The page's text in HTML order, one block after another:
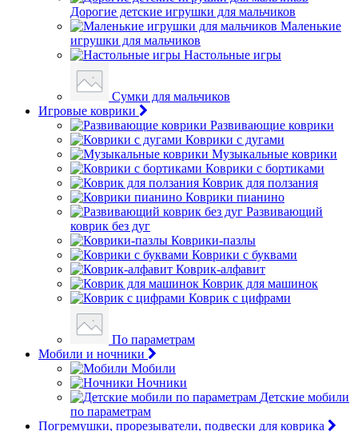
Дорогие детские игрушки для мальчиков
Маленькие
игрушки для мальчиков
Настольные игры
Сумки для мальчиков
Игровые коврики
Развивающие коврики
Коврики с дугами
Музыкальные коврики
Коврики с бортиками
Коврик для ползания
Коврики пианино
Развивающий
коврик без дуг
Коврики-пазлы
Коврики с буквами
Коврик-алфавит
Коврик для машинок
Коврик с цифрами
По параметрам
Мобили и ночники
Мобили
Ночники
Детские мобили
по параметрам
Погремушки, прорезыватели, подвески для коврика